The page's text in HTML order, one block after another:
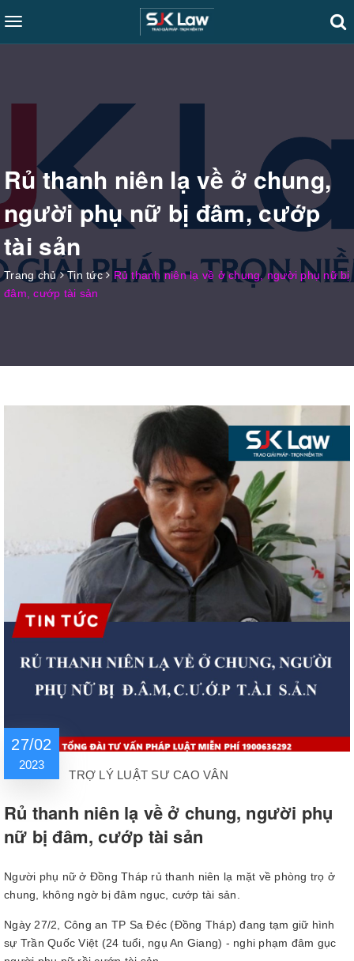
Toggle
navigation
Rủ thanh niên lạ về ở chung,
người phụ nữ bị đâm, cướp
tài sản
Trang chủ Tin tức
Rủ thanh niên lạ về ở chung, người phụ nữ bị
đâm, cướp tài sản
27/02
2023
TRỢ LÝ LUẬT SƯ CAO VÂN
Rủ thanh niên lạ về ở chung, người phụ
nữ bị đâm, cướp tài sản
Người phụ nữ ở Đồng Tháp rủ thanh niên lạ mặt về phòng trọ ở
chung, không ngờ bị đâm ngục, cướp tài sản.
Ngày 27/2, Công an TP Sa Đéc (Đồng Tháp) đang tạm giữ hình
sự Trần Quốc Việt (24 tuổi, ngụ An Giang) - nghi phạm đâm gục